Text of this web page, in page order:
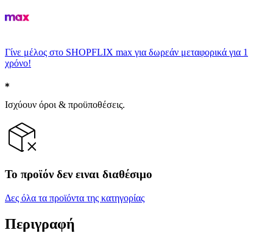
Γίνε μέλος στο SHOPFLIX max για δωρεάν μεταφορικά για 1
χρόνο!
Ισχύουν όροι & προϋποθέσεις.
Το προϊόν δεν ειναι διαθέσιμο
Δες όλα τα προϊόντα της κατηγορίας
Περιγραφή